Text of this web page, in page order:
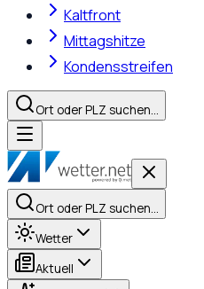
Kaltfront
Mittagshitze
Kondensstreifen
Ort oder PLZ suchen…
Ort oder PLZ suchen…
Wetter
Aktuell